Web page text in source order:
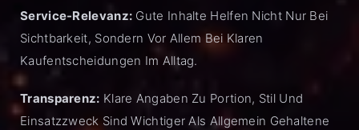
Service-Relevanz: Gute Inhalte Helfen Nicht Nur Bei
Sichtbarkeit, Sondern Vor Allem Bei Klaren
Kaufentscheidungen Im Alltag.
Transparenz: Klare Angaben Zu Portion, Stil Und
Einsatzzweck Sind Wichtiger Als Allgemein Gehaltene